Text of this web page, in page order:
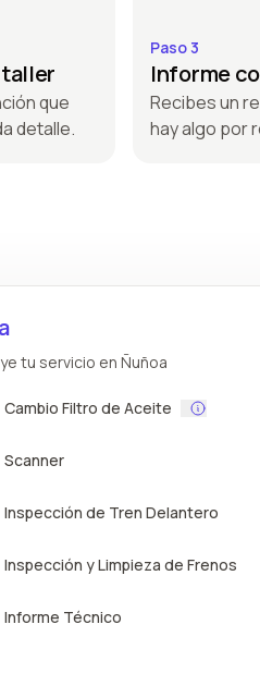
que
detalle.
Paso 3
Informe
Recibes un
hay algo por
tu servicio en Ñuñoa
Cambio Filtro de Aceite
Scanner
Inspección de Tren Delantero
Inspección y Limpieza de Frenos
Informe Técnico